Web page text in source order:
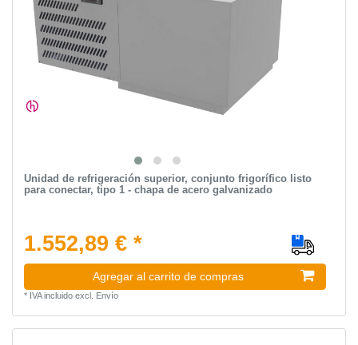
Unidad de refrigeración superior, conjunto frigorífico listo
para conectar, tipo 1 - chapa de acero galvanizado
1.552,89 € *
Agregar al carrito de compras
* IVA incluidoexcl. Envío